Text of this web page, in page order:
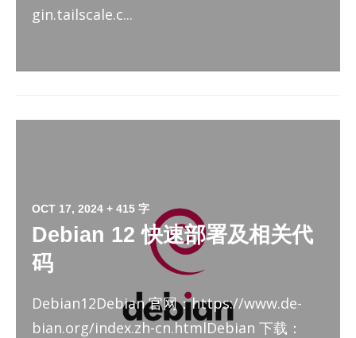
gin.tailscale.c...
OCT 17, 2024 + 415 字
Debian 12 快速部署及相关代
码
De­bian12De­bian 官网：https://​www.de­
bian.org/​in­dex.zh-cn.htmlDe­bian 下载：